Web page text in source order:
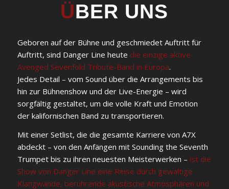
ÜBER UNS
Geboren auf der Bühne und geschmiedet Auftritt für
Auftritt, sind Danger Line heute die einzige aktive
Avenged Sevenfold Tribute-Band in Europa.
Jedes Detail – vom Sound über die Arrangements bis
hin zur Bühnenshow und der Live-Energie – wird
sorgfältig gestaltet, um die volle Kraft und Emotion
der kalifornischen Band zu transportieren.
Mit einer Setlist, die die gesamte Karriere von A7X
abdeckt – von den Anfängen mit Sounding the Seventh
Trumpet bis zu ihren neuesten Meisterwerken – ist die
Show von Danger Line eine Reise durch gewaltige
Klangwände, berührende akustische Atmosphären und